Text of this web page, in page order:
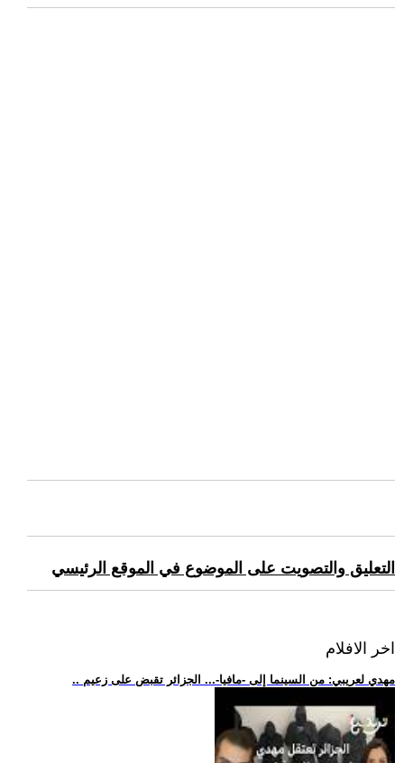
التعليق والتصويت على الموضوع في الموقع الرئيسي
اخر الافلام
.. مهدي لعريبي: من السينما إلى -مافيا-... الجزائر تقبض على زعيم